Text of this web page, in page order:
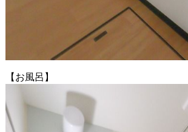
【お風呂】